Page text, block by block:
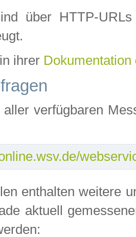
über HTTP-
ihrer Dokumentation
aller verfügbaren
enthalten weitere
aktuell